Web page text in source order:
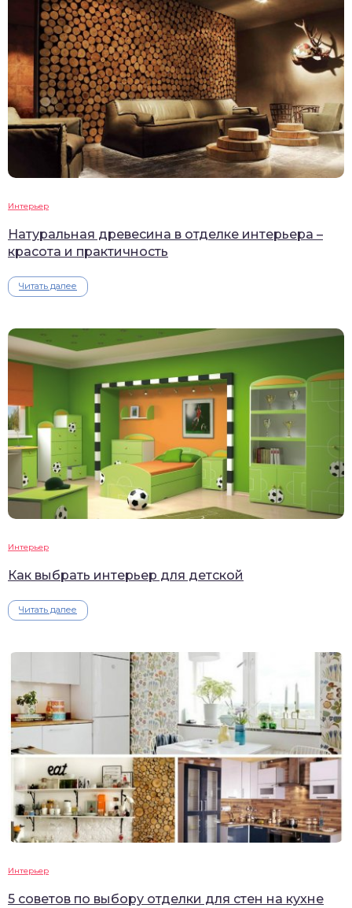
Интерьер
Натуральная древесина в отделке интерьера –
красота и практичность
Читать далее
Интерьер
Как выбрать интерьер для детской
Читать далее
Интерьер
5 советов по выбору отделки для стен на кухне